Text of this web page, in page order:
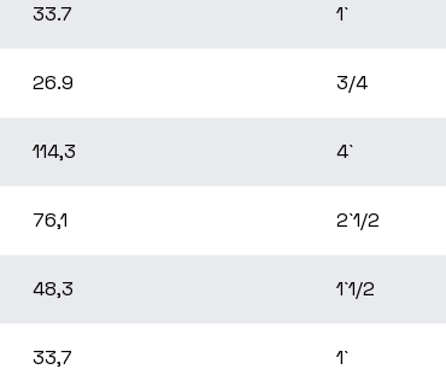
33.7 1`
26.9 3/4
114,3 4`
76,1 2`1/2
48,3 1`1/2
33,7 1`